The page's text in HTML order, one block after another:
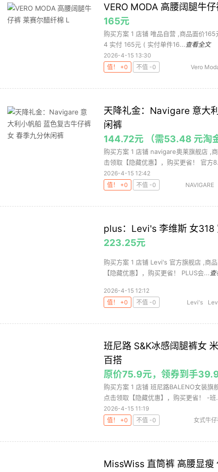
VERO MODA 高腰阔腿牛
165元
购买方案 1 店铺 唯品自营 ,商品面价
4 实付 165元 ( 实付单件16... 查看全文
2026-4-15 13:30
值！ +0
不值 -0
Vero
天降礼金：Navigare 意大
闲裤
144.72元 （需53.48 元淘
购买方案 1 店铺 navigare奥莱旗舰店 ,
击领取【隐藏优惠】，购买更省！ 官方
2026-4-15 12:42
值！ +0
不值 -0
NAVIGARE
plus：Levi's 李维斯 女318
223.25元
购买方案 1 店铺 Levi's 官方旗舰店 ,商
【隐藏优惠】，购买更省！ PLUS会...
2026-4-15 12:12
值！ +0
不值 -0 Levi's
班尼路 S&K冰感阔腿裤女
百搭
原价75.9元，领券到手
购买方案 1 店铺 班尼路BALENO女装
点击领取【隐藏优惠】，购买更省！ -班
2026-4-15 11:19
值！ +0
不值 -0 女式牛
MissWiss 直筒裤 高腰显瘦